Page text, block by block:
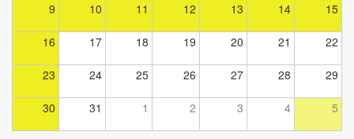
9 10 11 12 13 14 15
16 17 18 19 20 21 22
23 24 25 26 27 28 29
30 31 1 2 3 4 5